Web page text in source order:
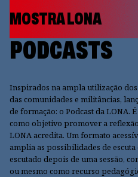
MOSTRA LONA
PODCASTS
Inspirados na ampla utilização
das comunidades e militâncias,
de formação: o Podcast da LONA.
como objetivo promover a
LONA acredita. Um formato
amplia as possibilidades de
escutado depois de uma sessão,
ou mesmo como recurso